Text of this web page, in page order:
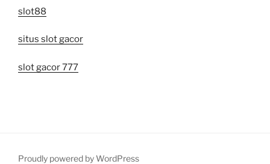
slot88
situs slot gacor
slot gacor 777
Proudly powered by WordPress